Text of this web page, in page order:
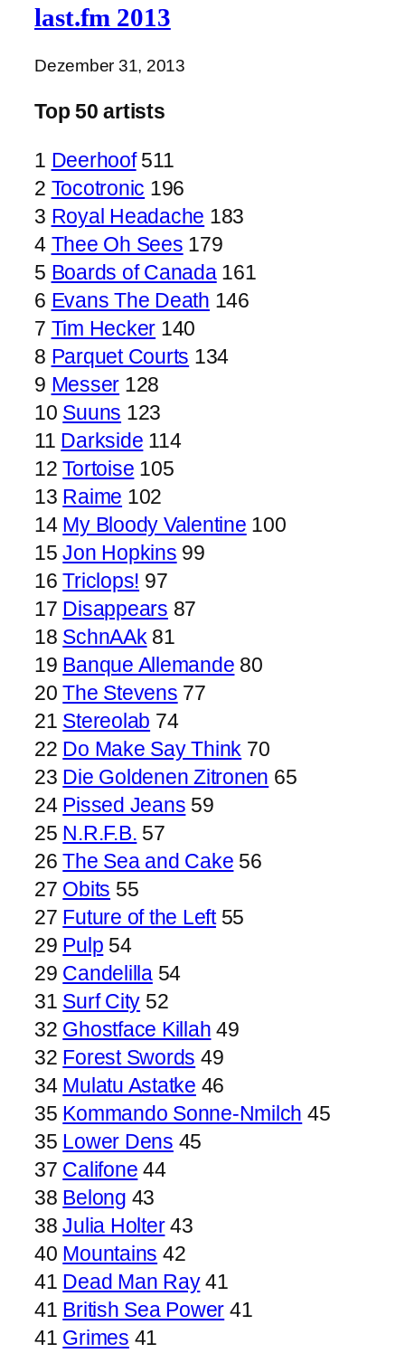
last.fm 2013
Dezember 31, 2013
Top 50 artists
1 Deerhoof511
2 Tocotronic 196
3 Royal Headache 183
4 Thee Oh Sees 179
5 Boards of Canada161
6 Evans The Death 146
7 Tim Hecker 140
8 Parquet Courts 134
9 Messer 128
10 Suuns 123
11 Darkside 114
12Tortoise 105
13 Raime 102
14 My Bloody Valentine 100
15Jon Hopkins 99
16Triclops! 97
17 Disappears 87
18 SchnAAk 81
19 Banque Allemande 80
20The Stevens 77
21 Stereolab 74
22 Do Make Say Think 70
23 Die Goldenen Zitronen 65
24 Pissed Jeans 59
25 N.R.F.B. 57
26The Sea and Cake 56
27 Obits 55
27 Future of the Left55
29 Pulp 54
29 Candelilla54
31 Surf City 52
32 Ghostface Killah 49
32 Forest Swords 49
34 Mulatu Astatke 46
35 Kommando Sonne-Nmilch 45
35 Lower Dens 45
37 Califone 44
38 Belong 43
38Julia Holter43
40 Mountains 42
41 Dead Man Ray41
41 British Sea Power 41
41 Grimes 41